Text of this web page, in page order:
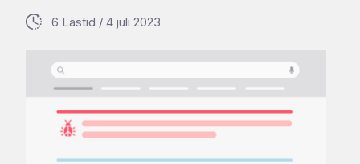
6 Lästid / 4 juli 2023